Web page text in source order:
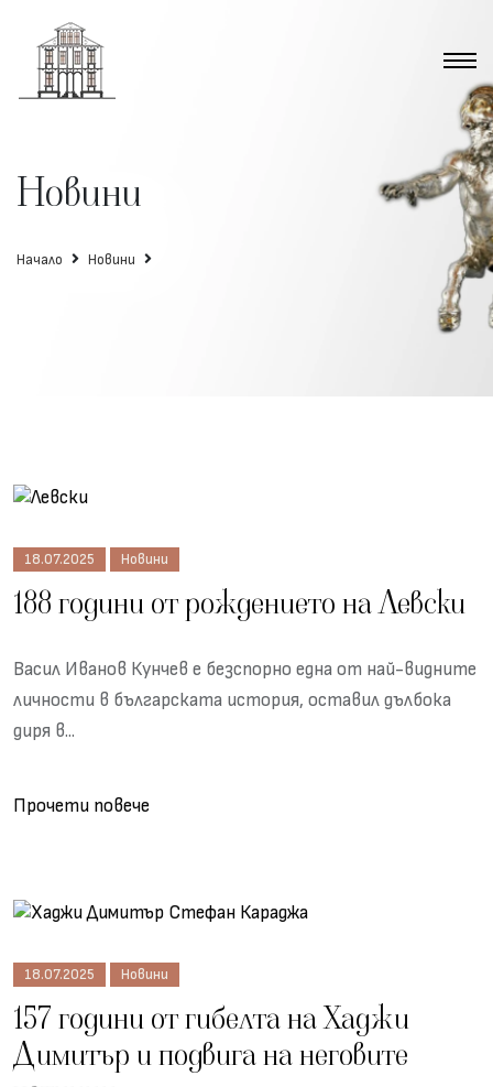
Новини
Начало Новини
18.07.2025 Новини
188 години от рождението на Левски
Васил Иванов Кунчев е безспорно една от най-видните
личности в българската история, оставил дълбока
диря в...
Прочети повече
18.07.2025 Новини
157 години от гибелта на Хаджи
Димитър и подвига на неговите